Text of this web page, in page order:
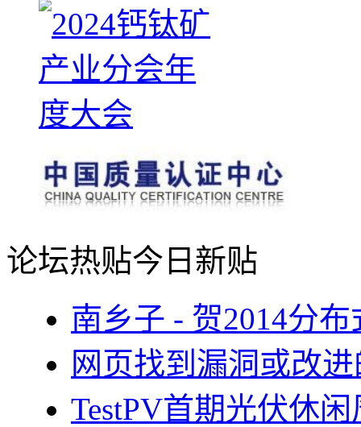
论坛热贴今日新贴
南乡子 - 贺2014分
网页找到漏洞或改
TestPV首期光伏休